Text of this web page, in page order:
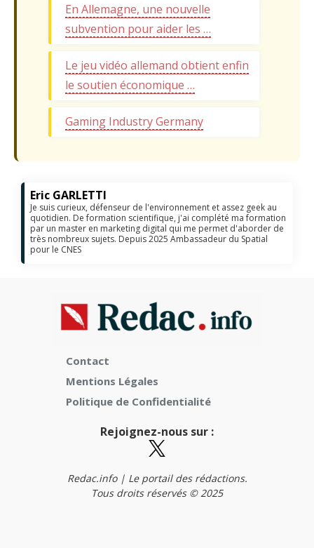
En Allemagne, une nouvelle
subvention pour aider les …
Le jeu vidéo allemand obtient enfin
le soutien économique …
Gaming Industry Germany
Eric GARLETTI
Je suis curieux, défenseur de l'environnement et assez geek au
quotidien. De formation scientifique, j'ai complété ma formation
par un master en marketing digital qui me permet d'aborder de
très nombreux sujets. Depuis 2025 Ambassadeur du Spatial
pour le CNES
Contact
Mentions Légales
Politique de Confidentialité
Rejoignez-nous sur :
Redac.info | Le portail des rédactions.
Tous droits réservés © 2025